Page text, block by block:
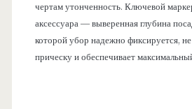
чертам утонченность. Ключевой
аксессуара — выверенная глубина
которой убор надежно фиксируется,
прическу и обеспечивает